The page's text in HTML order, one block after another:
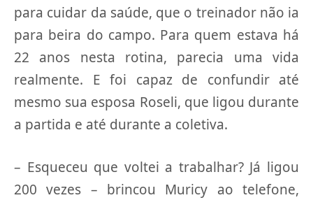
para cuidar da saúde, que o treinador não ia
para beira do campo. Para quem estava há
22 anos nesta rotina, parecia uma vida
realmente. E foi capaz de confundir até
mesmo sua esposa Roseli, que ligou durante
a partida e até durante a coletiva.
– Esqueceu que voltei a trabalhar? Já ligou
200 vezes – brincou Muricy ao telefone,